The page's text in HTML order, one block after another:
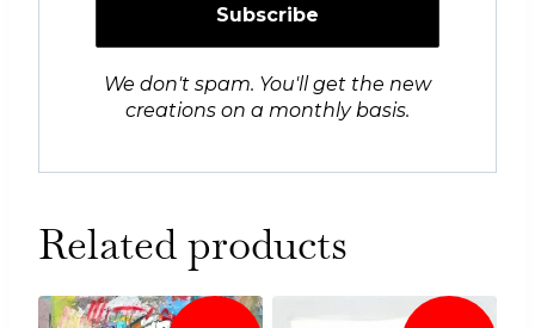
We don't spam. You'll get the new
creations on a monthly basis.
Related products